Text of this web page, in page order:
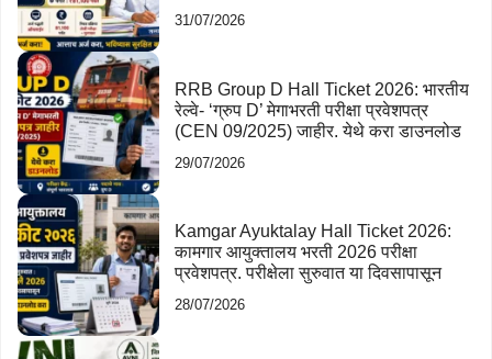
31/07/2026
RRB Group D Hall Ticket 2026: भारतीय
रेल्वे- ‘ग्रुप D’ मेगाभरती परीक्षा प्रवेशपत्र
(CEN 09/2025) जाहीर. येथे करा डाउनलोड
29/07/2026
Kamgar Ayuktalay Hall Ticket 2026:
कामगार आयुक्तालय भरती 2026 परीक्षा
प्रवेशपत्र. परीक्षेला सुरुवात या दिवसापासून
28/07/2026